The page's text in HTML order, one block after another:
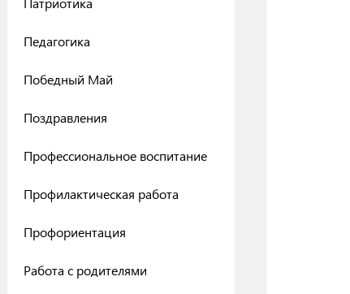
Педагогика
Победный Май
Поздравления
Профессиональное воспитание
Профилактическая работа
Профориентация
Работа с родителями